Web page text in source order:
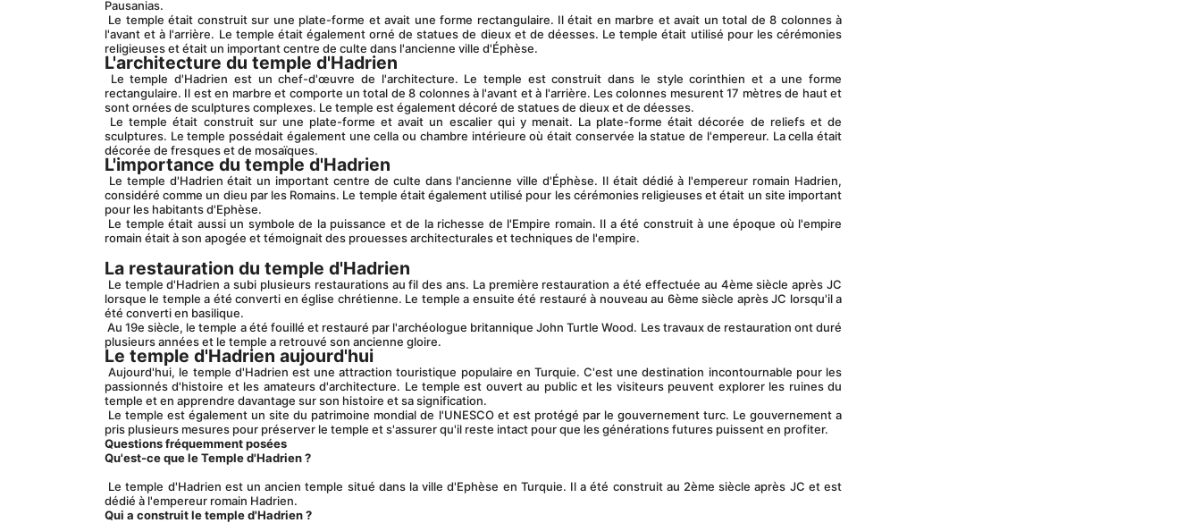
Pausanias.
l'avant et à l'arrière. Le temple était également orné de statues de dieux et de déesses. Le temple était utilisé pour les cérémonies
religieuses et était un important centre de culte dans l'ancienne ville d'Éphèse.
L'architecture du temple d'Hadrien
rectangulaire. Il est en marbre et comporte un total de 8 colonnes à l'avant et à l'arrière. Les colonnes mesurent 17 mètres de haut et
sont ornées de sculptures complexes. Le temple est également décoré de statues de dieux et de déesses.
sculptures. Le temple possédait également une cella ou chambre intérieure où était conservée la statue de l'empereur. La cella était
décorée de fresques et de mosaïques.
L'importance du temple d'Hadrien
considéré comme un dieu par les Romains. Le temple était également utilisé pour les cérémonies religieuses et était un site important
pour les habitants d'Ephèse.
romain était à son apogée et témoignait des prouesses architecturales et techniques de l'empire.
La restauration du temple d'Hadrien
lorsque le temple a été converti en église chrétienne. Le temple a ensuite été restauré à nouveau au 6ème siècle après JC lorsqu'il a
été converti en basilique.
Au 19e siècle, le temple a été fouillé et restauré par l'archéologue britannique John Turtle Wood. Les travaux de restauration ont duré
plusieurs années et le temple a retrouvé son ancienne gloire.
Le temple d'Hadrien aujourd'hui
Aujourd'hui, le temple d'Hadrien est une attraction touristique populaire en Turquie. C'est une destination incontournable pour les
passionnés d'histoire et les amateurs d'architecture. Le temple est ouvert au public et les visiteurs peuvent explorer les ruines du
temple et en apprendre davantage sur son histoire et sa signification.
pris plusieurs mesures pour préserver le temple et s'assurer qu'il reste intact pour que les générations futures puissent en profiter.
Questions fréquemment posées
Qu'est-ce que le Temple d'Hadrien ?
dédié à l'empereur romain Hadrien.
Qui a construit le temple d'Hadrien ?